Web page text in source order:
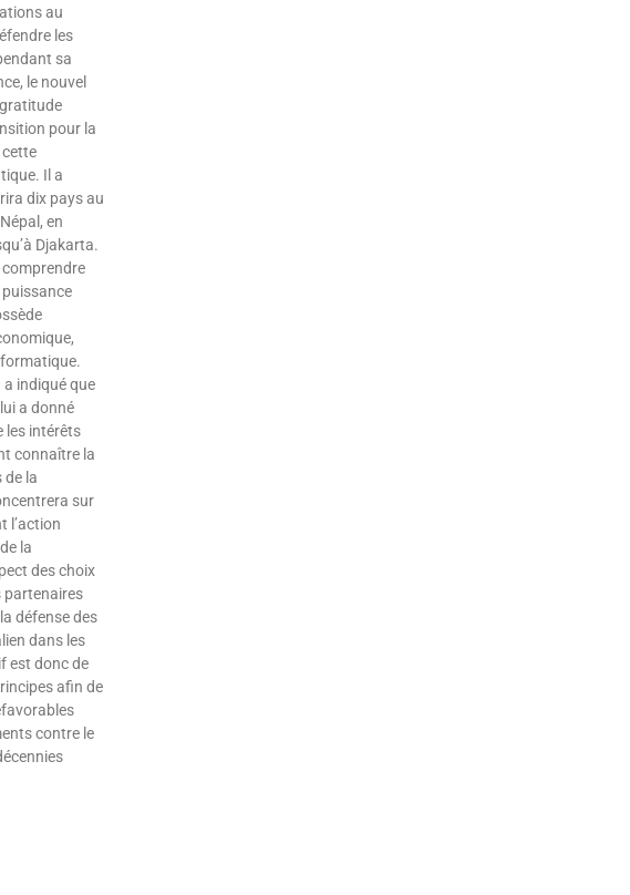
au
les
sa
le nouvel
pour la
cette
Il a
dix pays au
en
Djakarta.
comprendre
puissance
a indiqué que
a donné
les intérêts
connaître la
de la
sur
l’action
la
des choix
partenaires
défense des
dans les
est donc de
afin de
contre le